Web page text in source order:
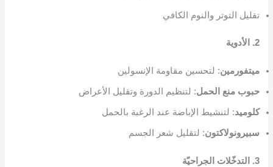
تقليل التوتر والنوم الكافي
2. الأدوية
ميتفورمين: لتحسين مقاومة الإنسولين
حبوب منع الحمل: لتنظيم الدورة وتقليل الأعراض
كلوميد: لتنشيط الإباضة عند الرغبة بالحمل
سبيرونولاكتون: لتقليل شعر الجسم
3. التدخّلات الجراحيّة